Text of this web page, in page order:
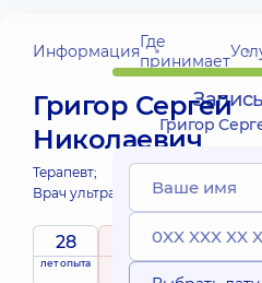
ИнформацияГде
принимает
Григор Сергей
Николаевич
Терапевт;
Врач ультразвуковой
28
лет опыта
4.9 / 5
рейтингна основе
332 отзыва
Григор